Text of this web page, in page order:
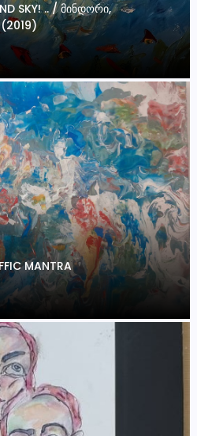
SKY! .. / ᲛᲘᲜᲓᲝᲠᲘ,
(2019)
MANTRA